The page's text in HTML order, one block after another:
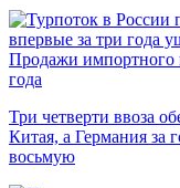
Продажи импортного
года
Три четверти ввоза
Китая, а Германия за
восьмую